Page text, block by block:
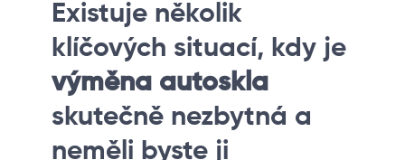
Existuje několik
klíčových situací, kdy je
výměna autoskla
skutečně nezbytná a
neměli byste ji